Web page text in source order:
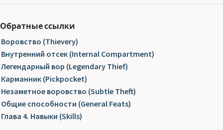
Обратные ссылки
Воровство (Thievery)
Внутренний отсек (Internal Compartment)
Легендарный вор (Legendary Thief)
Карманник (Pickpocket)
Незаметное воровство (Subtle Theft)
Общие способности (General Feats)
Глава 4. Навыки (Skills)